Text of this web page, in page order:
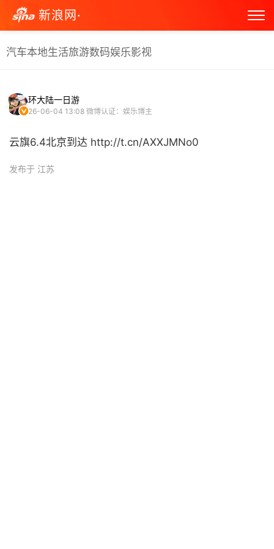
新浪网·
汽车本地生活旅游数码娱乐影视
环大陆一日游
26-06-04 13:08 微博认证：娱乐博主
云旗6.4北京到达 http://t.cn/AXXJMNo0 ​
发布于 江苏